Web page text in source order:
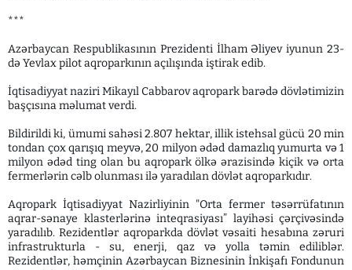
***
Azərbaycan Respublikasının Prezidenti İlham Əliyev iyunun 23-
də Yevlax pilot aqroparkının açılışında iştirak edib.
İqtisadiyyat naziri Mikayıl Cabbarov aqropark barədə dövlətimizin
başçısına məlumat verdi.
Bildirildi ki, ümumi sahəsi 2.807 hektar, illik istehsal gücü 20 min
tondan çox qarışıq meyvə, 20 milyon ədəd damazlıq yumurta və 1
milyon ədəd ting olan bu aqropark ölkə ərazisində kiçik və orta
fermerlərin cəlb olunması ilə yaradılan dövlət aqroparkıdır.
Aqropark İqtisadiyyat Nazirliyinin "Orta fermer təsərrüfatının
aqrar-sənaye klasterlərinə inteqrasiyası” layihəsi çərçivəsində
yaradılıb. Rezidentlər aqroparkda dövlət vəsaiti hesabına zəruri
infrastrukturla - su, enerji, qaz və yolla təmin ediliblər.
Rezidentlər, həmçinin Azərbaycan Biznesinin İnkişafı Fondunun